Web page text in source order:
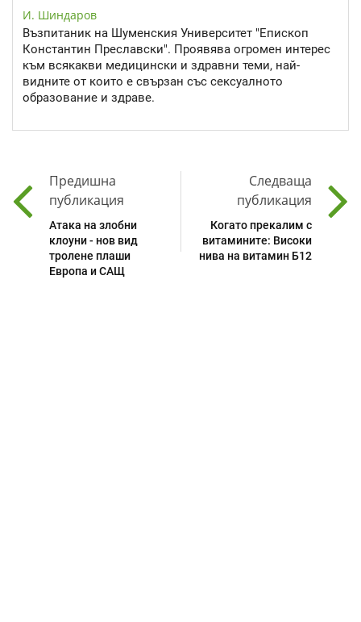
И. Шиндаров
Възпитаник на Шуменския Университет "Епископ
Константин Преславски". Проявява огромен интерес
към всякакви медицински и здравни теми, най-
видните от които е свързан със сексуалното
образование и здраве.
Предишна
публикация
Атака на злобни
клоуни - нов вид
тролене плаши
Европа и САЩ
Следваща
публикация
Когато прекалим с
витамините: Високи
нива на витамин Б12